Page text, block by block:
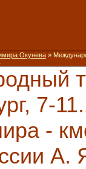
Окунева »
7-
-